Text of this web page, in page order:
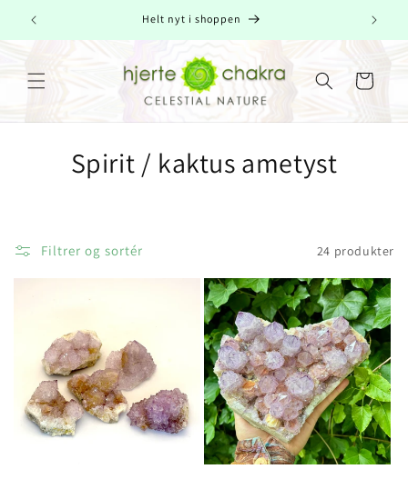
Gå til
indhold
Helt nyt i shoppen
Indkøbskurv
K
k
t
i
o
Spirit / kaktus ametyst
Filtrer og sortér 24 produkter